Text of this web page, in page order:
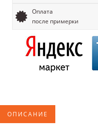
Оплата
после примерки
ОПИСАНИЕ